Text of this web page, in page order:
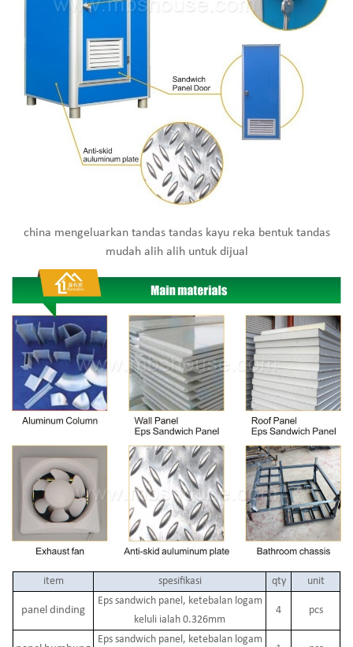
china mengeluarkan tandas tandas kayu reka bentuk tandas
mudah alih alih untuk dijual
item spesifikasi qty unit
panel dinding
Eps sandwich panel, ketebalan logam
keluli ialah 0.326mm
4 pcs
Eps sandwich panel, ketebalan logam